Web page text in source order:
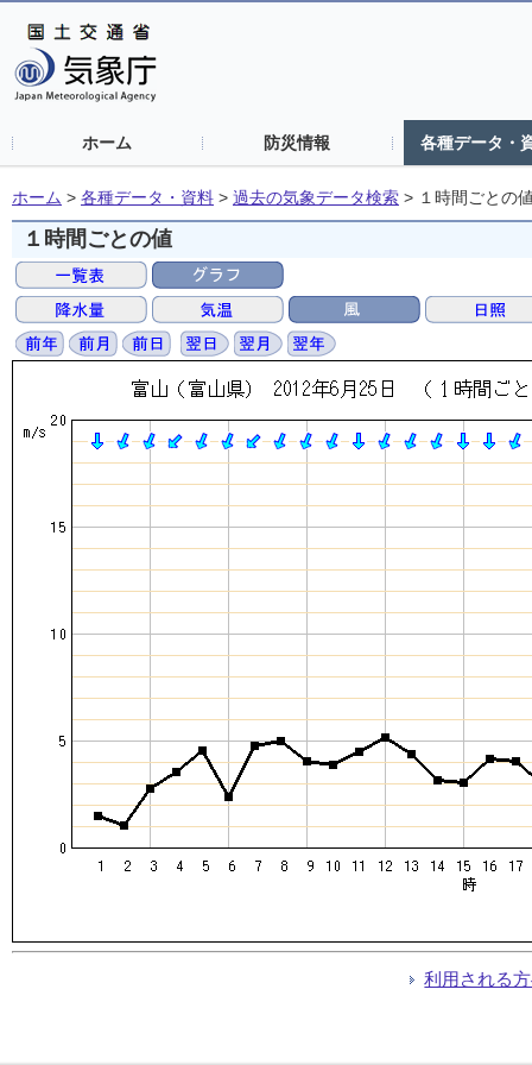
ホーム 防災情報 各種データ・
ホーム > 各種データ・資料 > 過去の気象データ検索 > １時間ごとの
１時間ごとの値
利用される